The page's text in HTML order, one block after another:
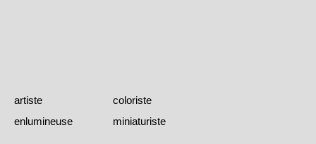
artiste
coloriste
enlumineuse
miniaturiste